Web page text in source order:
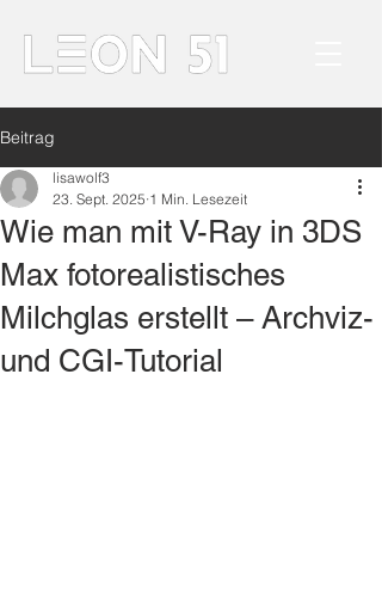
Beitrag
Wie man mit V-Ray in 3DS
Max fotorealistisches
Milchglas erstellt – Archviz-
und CGI-Tutorial
lisawolf3
23. Sept. 2025 1 Min. Lesezeit